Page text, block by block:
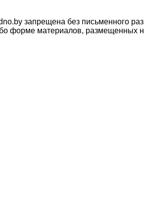
запрещена без письменного
форме материалов, размещенных